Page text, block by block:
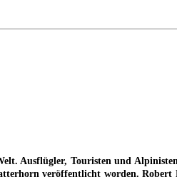
Ausflügler, Touristen und
veröffentlicht worden.